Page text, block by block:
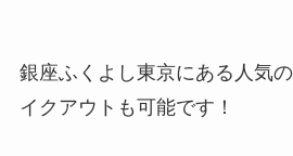
銀座ふくよし東京にある人気
イクアウトも可能です！